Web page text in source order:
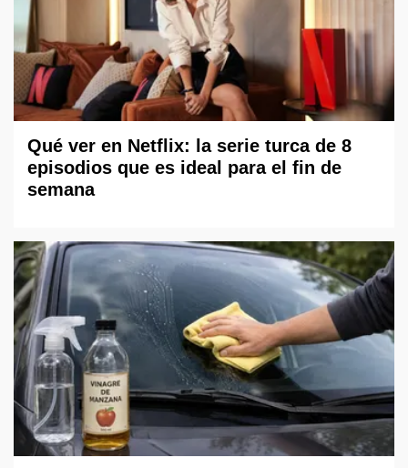
Qué ver en Netflix: la serie turca de 8
episodios que es ideal para el fin de
semana